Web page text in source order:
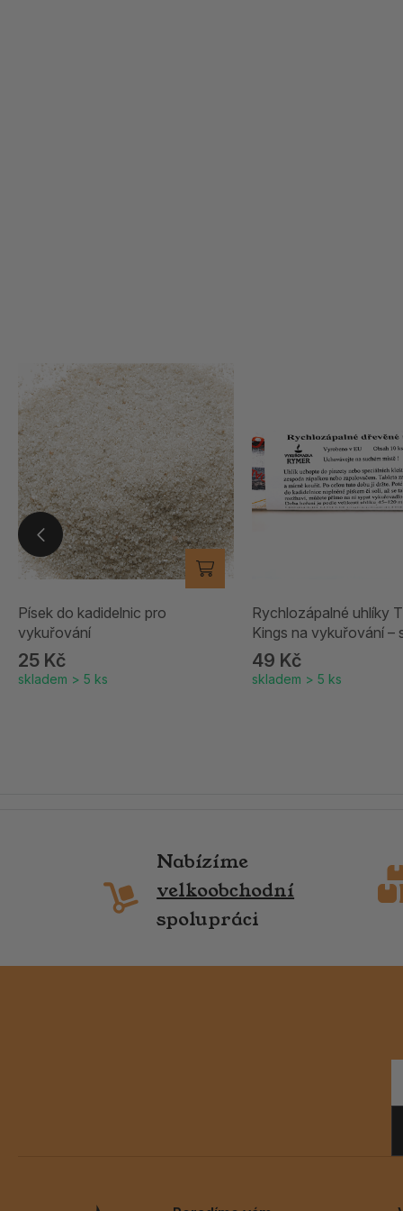
Písek do kadidelnic pro
vykuřování
25 Kč
skladem > 5 ks
Rychlozápalné uhlíky
Kings na vykuřování –
49 Kč
skladem > 5 ks
Nabízíme
velkoobchodní
spolupráci